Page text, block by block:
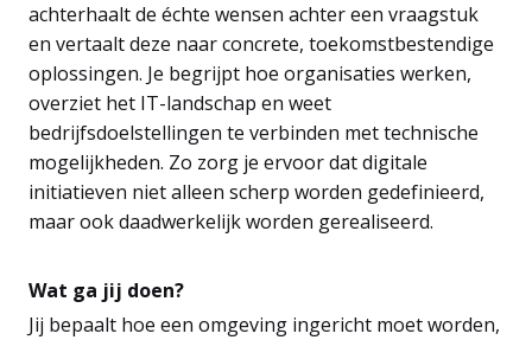
achterhaalt de échte wensen achter een vraagstuk
en vertaalt deze naar concrete, toekomstbestendige
oplossingen. Je begrijpt hoe organisaties werken,
overziet het IT-landschap en weet
bedrijfsdoelstellingen te verbinden met technische
mogelijkheden. Zo zorg je ervoor dat digitale
initiatieven niet alleen scherp worden gedefinieerd,
maar ook daadwerkelijk worden gerealiseerd.
Wat ga jij doen?
Jij bepaalt hoe een omgeving ingericht moet worden,